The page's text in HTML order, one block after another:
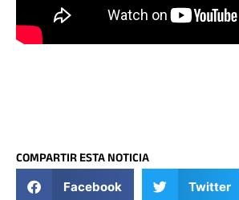
COMPARTIR ESTA NOTICIA
Facebook Twitter